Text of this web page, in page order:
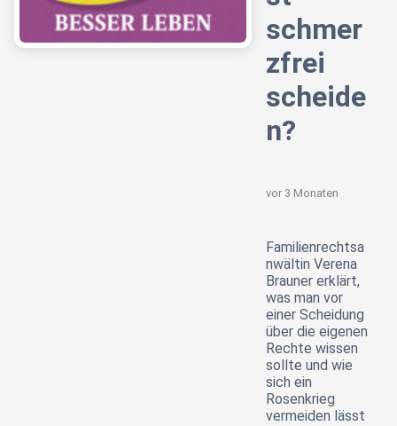
schmer
zfrei
scheide
n?
vor 3 Monaten
Familienrechtsa
nwältin Verena
Brauner erklärt,
was man vor
einer Scheidung
über die eigenen
Rechte wissen
sollte und wie
sich ein
Rosenkrieg
vermeiden lässt